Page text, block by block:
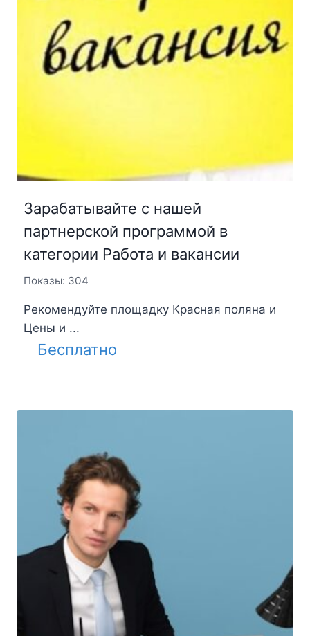
Зарабатывайте с нашей
партнерской программой в
категории Работа и вакансии
Показы: 304
Рекомендуйте площадку Красная поляна и
Цены и ...
Бесплатно